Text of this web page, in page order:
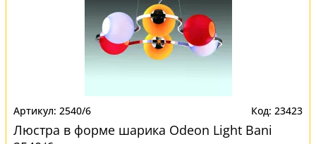
2540/6 23423
Люстра в форме шарика Odeon Light Bani